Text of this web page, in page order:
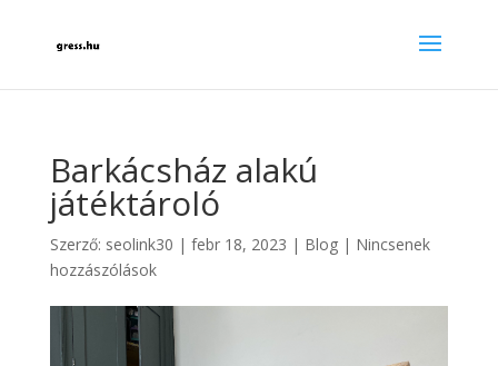
Barkácsház alakú
játéktároló
Szerző: seolink30 | febr 18, 2023 | Blog| Nincsenek
hozzászólások